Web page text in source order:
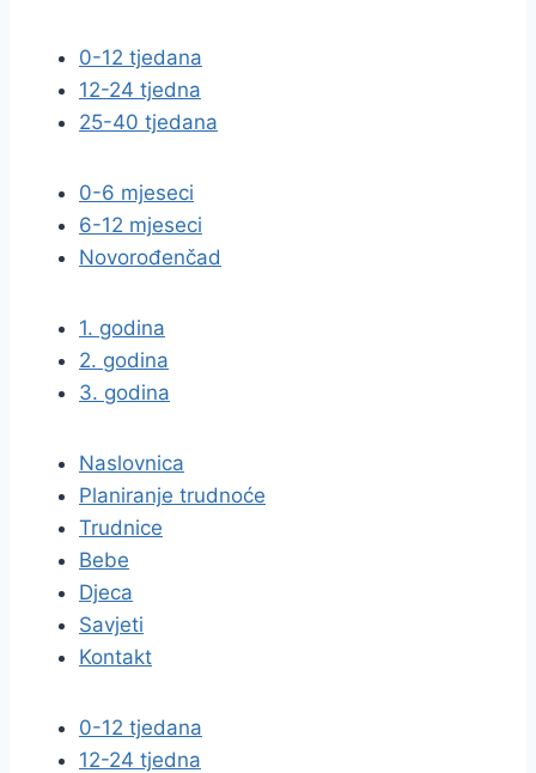
0-12 tjedana
12-24 tjedna
25-40 tjedana
0-6 mjeseci
6-12 mjeseci
Novorođenčad
1. godina
2. godina
3. godina
Naslovnica
Planiranje trudnoće
Trudnice
Bebe
Djeca
Savjeti
Kontakt
0-12 tjedana
12-24 tjedna